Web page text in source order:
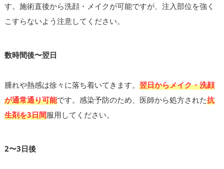
す。施術直後から洗顔・メイクが可能ですが、注入部位を強く
こすらないよう注意してください。
数時間後〜翌日
腫れや熱感は徐々に落ち着いてきます。 翌日からメイク・洗顔
が通常通り可能です。感染予防のため、医師から処方された抗
生剤を3日間服用してください。
2〜3日後